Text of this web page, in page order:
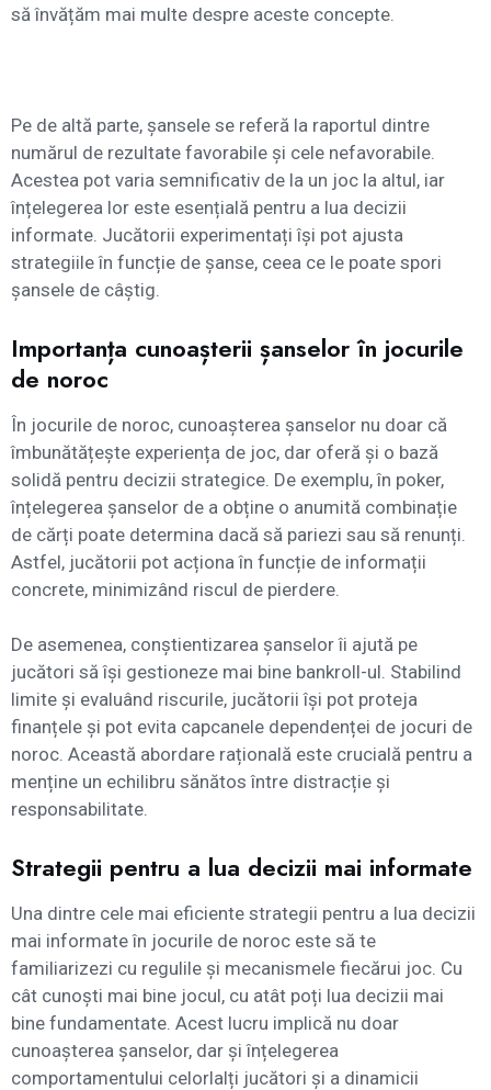
să învățăm mai multe despre aceste concepte.
Pe de altă parte, șansele se referă la raportul dintre
numărul de rezultate favorabile și cele nefavorabile.
Acestea pot varia semnificativ de la un joc la altul, iar
înțelegerea lor este esențială pentru a lua decizii
informate. Jucătorii experimentați își pot ajusta
strategiile în funcție de șanse, ceea ce le poate spori
șansele de câștig.
Importanța cunoașterii șanselor în jocurile
de noroc
În jocurile de noroc, cunoașterea șanselor nu doar că
îmbunătățește experiența de joc, dar oferă și o bază
solidă pentru decizii strategice. De exemplu, în poker,
înțelegerea șanselor de a obține o anumită combinație
de cărți poate determina dacă să pariezi sau să renunți.
Astfel, jucătorii pot acționa în funcție de informații
concrete, minimizând riscul de pierdere.
De asemenea, conștientizarea șanselor îi ajută pe
jucători să își gestioneze mai bine bankroll-ul. Stabilind
limite și evaluând riscurile, jucătorii își pot proteja
finanțele și pot evita capcanele dependenței de jocuri de
noroc. Această abordare rațională este crucială pentru a
menține un echilibru sănătos între distracție și
responsabilitate.
Strategii pentru a lua decizii mai informate
Una dintre cele mai eficiente strategii pentru a lua decizii
mai informate în jocurile de noroc este să te
familiarizezi cu regulile și mecanismele fiecărui joc. Cu
cât cunoști mai bine jocul, cu atât poți lua decizii mai
bine fundamentate. Acest lucru implică nu doar
cunoașterea șanselor, dar și înțelegerea
comportamentului celorlalți jucători și a dinamicii